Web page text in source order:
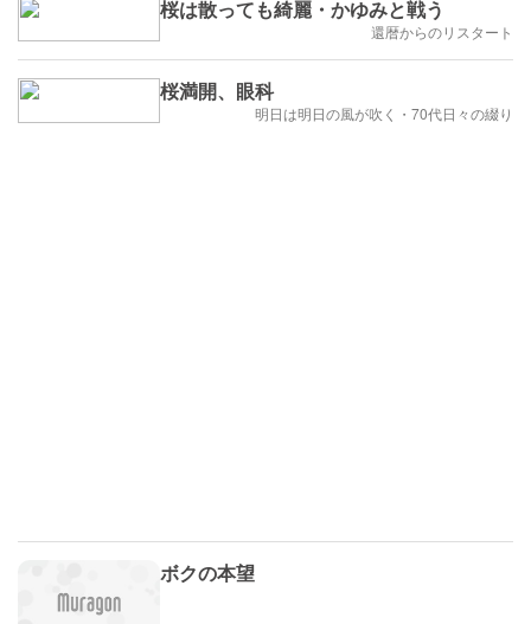
桜は散っても綺麗・かゆみと戦う
還暦からのリスタート
桜満開、眼科
明日は明日の風が吹く・70代日々の綴り
ボクの本望